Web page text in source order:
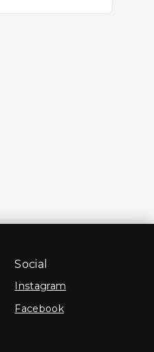
Social
Instagram
Facebook